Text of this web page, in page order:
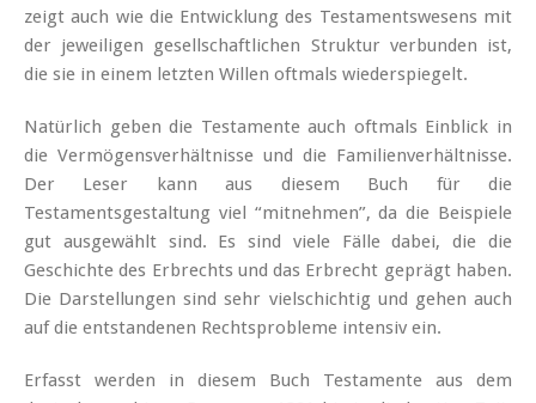
zeigt auch wie die Entwicklung des Testamentswesens mit
der jeweiligen gesellschaftlichen Struktur verbunden ist,
die sie in einem letzten Willen oftmals wiederspiegelt.
Natürlich geben die Testamente auch oftmals Einblick in
die Vermögensverhältnisse und die Familienverhältnisse.
Der Leser kann aus diesem Buch für die
Testamentsgestaltung viel “mitnehmen”, da die Beispiele
gut ausgewählt sind. Es sind viele Fälle dabei, die die
Geschichte des Erbrechts und das Erbrecht geprägt haben.
Die Darstellungen sind sehr vielschichtig und gehen auch
auf die entstandenen Rechtsprobleme intensiv ein.
Erfasst werden in diesem Buch Testamente aus dem